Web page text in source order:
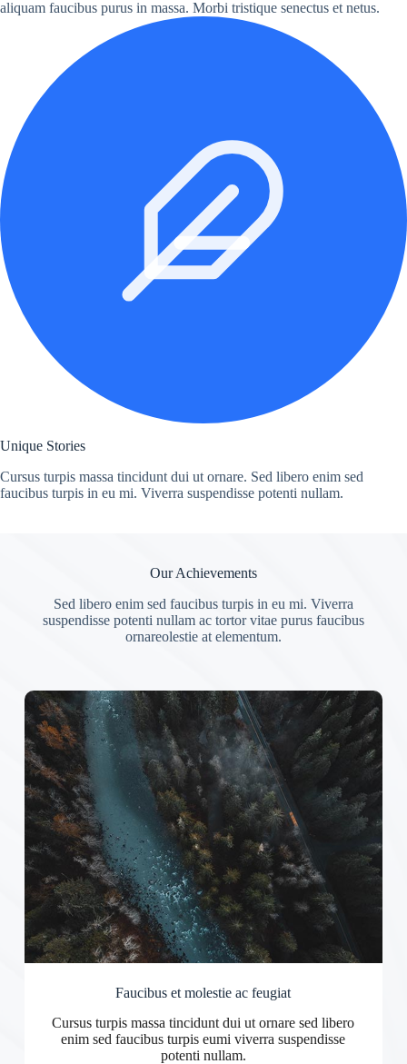
aliquam faucibus purus in massa. Morbi tristique senectus et netus.
Unique Stories
Cursus turpis massa tincidunt dui ut ornare. Sed libero enim sed
faucibus turpis in eu mi. Viverra suspendisse potenti nullam.
Our Achievements
Sed libero enim sed faucibus turpis in eu mi. Viverra
suspendisse potenti nullam ac tortor vitae purus faucibus
ornareolestie at elementum.
Faucibus et molestie ac feugiat
Cursus turpis massa tincidunt dui ut ornare sed libero
enim sed faucibus turpis eumi viverra suspendisse
potenti nullam.